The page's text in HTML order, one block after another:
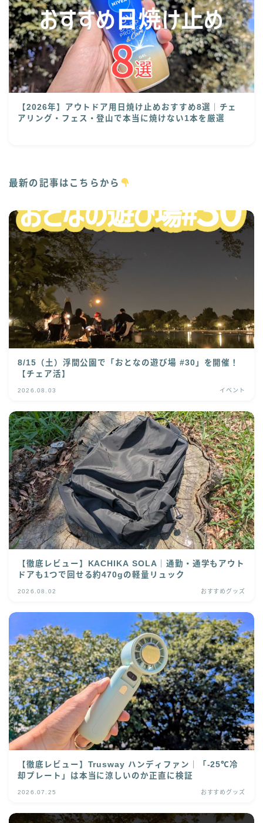
【2026年】アウトドア用日焼け止めおすすめ8選｜チェ
アリング・フェス・登山で本当に焼けない1本を厳選
最新の記事はこちらから
8/15（土）浮間公園で「おとなの遊び場 #30」を開催！
【チェア活】
2026.08.03 イベント
【徹底レビュー】KACHIKA SOLA｜通勤・通学もアウト
ドアも1つで回せる約470gの軽量リュック
2026.08.02 おすすめグッズ
【徹底レビュー】Trusway ハンディファン｜「-25℃冷
却プレート」は本当に涼しいのか正直に検証
2026.07.25 おすすめグッズ